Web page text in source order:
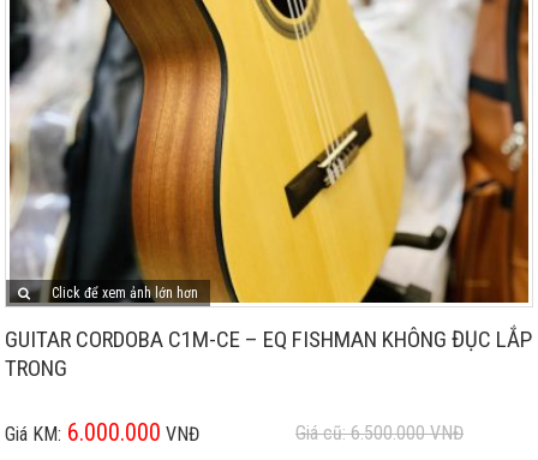
Click để xem ảnh lớn hơn
GUITAR CORDOBA C1M-CE – EQ FISHMAN KHÔNG ĐỤC LẮP
TRONG
Giá KM: 6.000.000 VNĐ Giá cũ: 6.500.000VNĐ